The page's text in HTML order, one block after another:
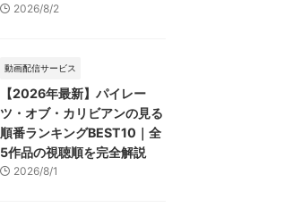
2026/8/2
動画配信サービス
【2026年最新】パイレー
ツ・オブ・カリビアンの見る
順番ランキングBEST10｜全
5作品の視聴順を完全解説
2026/8/1